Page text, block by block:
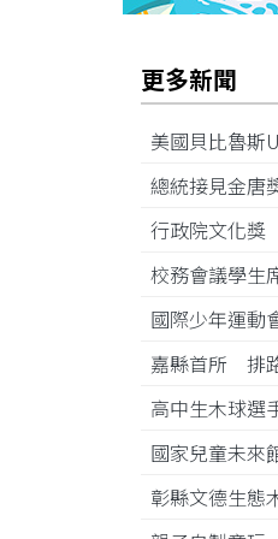
更多新聞
美國貝比魯
總統接見金
行政院文化
校務會議學
國際少年運
嘉縣首所 排
高中生木球
國家兒童未
彰縣文德生